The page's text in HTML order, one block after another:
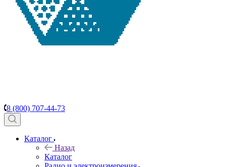
8 (800) 707-44-73
Каталог
Назад
Каталог